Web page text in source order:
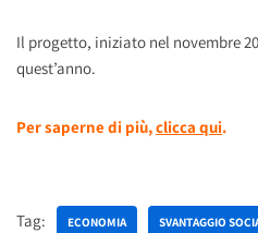
Il progetto, iniziato nel novembre
quest’anno.
Per saperne di più,clicca qui.
Tag: ECONOMIA SVANTAGGIO